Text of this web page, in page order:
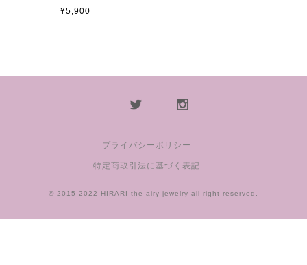
¥5,900
プライバシーポリシー
特定商取引法に基づく表記
© 2015-2022 HIRARI the airy jewelry all right reserved.